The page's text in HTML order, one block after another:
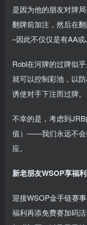
是因为他的朋友对牌
翻牌前加注，然后在
–因此不仅仅是有AA或
Robl在河牌的过牌似
就可以控制彩池，以
诱使对手下注而过牌。
不幸的是，考虑到
值）——我们永远不会
应。
新老朋友WSOP享福利
迎接WSOP金手链赛
福利再添免费赛加码